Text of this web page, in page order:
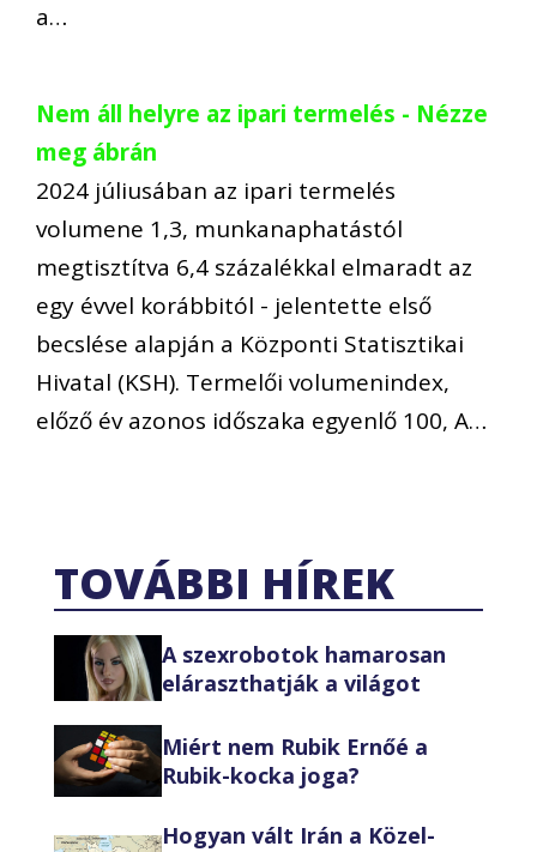
a…
Nem áll helyre az ipari termelés - Nézze
meg ábrán
2024 júliusában az ipari termelés
volumene 1,3, munkanaphatástól
megtisztítva 6,4 százalékkal elmaradt az
egy évvel korábbitól - jelentette első
becslése alapján a Központi Statisztikai
Hivatal (KSH). Termelői volumenindex,
előző év azonos időszaka egyenlő 100, A…
TOVÁBBI HÍREK
A szexrobotok hamarosan
eláraszthatják a világot
Miért nem Rubik Ernőé a
Rubik-kocka joga?
Hogyan vált Irán a Közel-